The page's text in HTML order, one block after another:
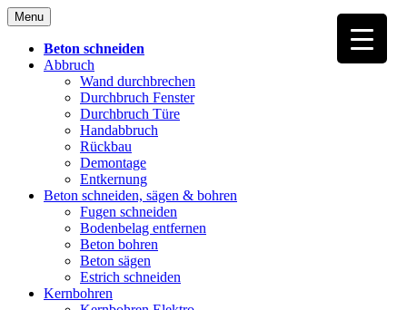
Skip
to
content
Menu
Beton schneiden
Abbruch
Wand durchbrechen
Durchbruch Fenster
Durchbruch Türe
Handabbruch
Rückbau
Demontage
Entkernung
Beton schneiden, sägen & bohren
Fugen schneiden
Bodenbelag entfernen
Beton bohren
Beton sägen
Estrich schneiden
Kernbohren